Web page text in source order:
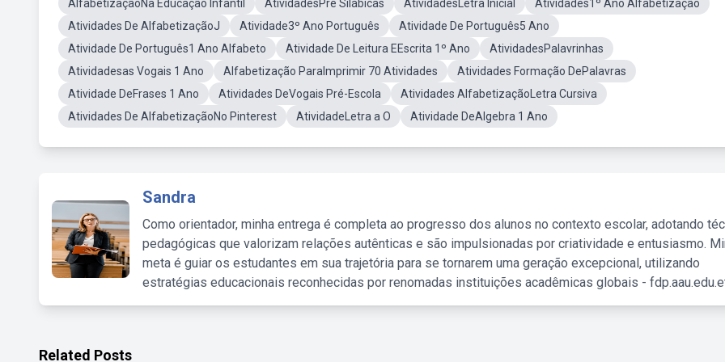
AlfabetizaçãoNa Educação Infantil
AtividadesPré Silábicas AtividadesLetra Inicial
Atividades1º Ano Alfabetização
Atividades De AlfabetizaçãoJ
Atividade3º Ano Português
Atividade De Português5 Ano
Atividade De Português1 Ano Alfabeto
Atividade De Leitura EEscrita 1º Ano
AtividadesPalavrinhas
Atividadesas Vogais 1 Ano
Alfabetização ParaImprimir 70 Atividades
Atividades Formação DePalavras
Atividade DeFrases 1 Ano
Atividades DeVogais Pré-Escola
Atividades AlfabetizaçãoLetra Cursiva
Atividades De AlfabetizaçãoNo Pinterest
AtividadeLetra a O Atividade DeAlgebra 1 Ano
Sandra
Como orientador, minha entrega é completa ao progresso dos alunos no contexto escolar, adotando
pedagógicas que valorizam relações autênticas e são impulsionadas por criatividade e entusiasmo.
meta é guiar os estudantes em sua trajetória para se tornarem uma geração excepcional, utilizando
estratégias educacionais reconhecidas por renomadas instituições acadêmicas globais -
Related Posts